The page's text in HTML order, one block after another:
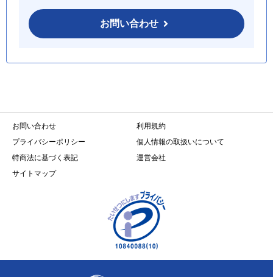
お問い合わせ
お問い合わせ
利用規約
プライバシーポリシー
個人情報の取扱いについて
特商法に基づく表記
運営会社
サイトマップ